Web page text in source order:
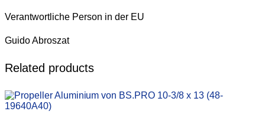
Verantwortliche Person in der EU
Guido Abroszat
Related products